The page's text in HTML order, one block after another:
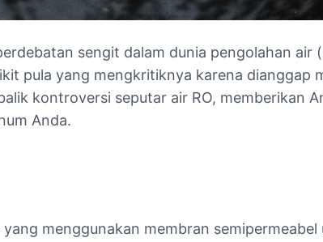
sengit dalam dunia pengolahan air (
pula yang mengkritiknya karena
kontroversi seputar air RO, memberikan
Anda.
menggunakan membran